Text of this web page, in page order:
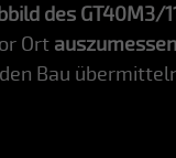
des GT40M3/
Ort
Bau